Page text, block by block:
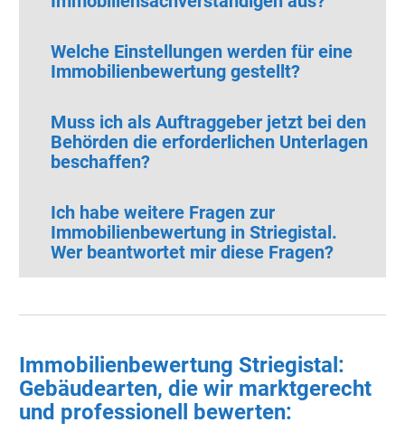
Welche Einstellungen werden für eine
Immobilienbewertung gestellt?
Muss ich als Auftraggeber jetzt bei den
Behörden die erforderlichen Unterlagen
beschaffen?
Ich habe weitere Fragen zur
Immobilienbewertung in Striegistal.
Wer beantwortet mir diese Fragen?
Immobilienbewertung Striegistal:
Gebäudearten, die wir marktgerecht
und professionell bewerten: